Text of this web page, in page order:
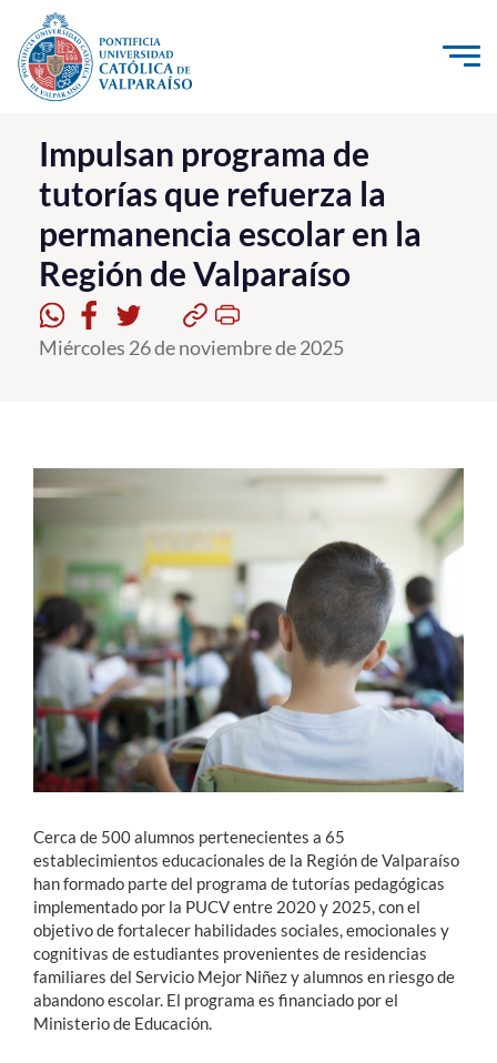
Click acá para ir directamente al contenido
La Universidad
Investigación, Creación e Innovación
PUCV Internacional
Vinculación con el Medio
Admisión
Formación Continua
Estudiantes
Académicos
Funcionarios
Alumni
English
Impulsan programa de
tutorías que refuerza la
permanencia escolar en la
Región de Valparaíso
Miércoles 26 de noviembre de 2025
Cerca de 500 alumnos pertenecientes a 65
establecimientos educacionales de la Región de Valparaíso
han formado parte del programa de tutorías pedagógicas
implementado por la PUCV entre 2020 y 2025, con el
objetivo de fortalecer habilidades sociales, emocionales y
cognitivas de estudiantes provenientes de residencias
familiares del Servicio Mejor Niñez y alumnos en riesgo de
abandono escolar. El programa es financiado por el
Ministerio de Educación.